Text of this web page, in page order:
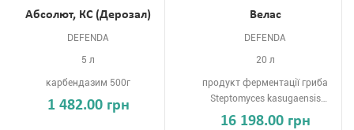
Абсолют, КС (Дерозал)
DEFENDA
5 л
карбендазим 500г
1 482.00 грн
Велас
DEFENDA
20 л
продукт ферментації гриба
Steptomyces kasugaensis
60г
16 198.00 грн